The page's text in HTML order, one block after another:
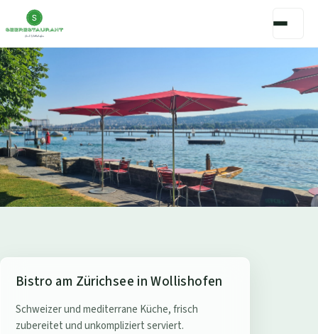
S
e
e
Bistro am Zürichsee in Wollishofen
Schweizer und mediterrane Küche, frisch
zubereitet und unkompliziert serviert.